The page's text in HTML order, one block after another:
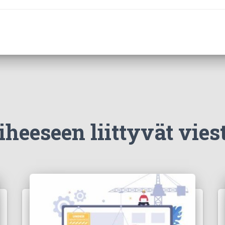
liittyvät